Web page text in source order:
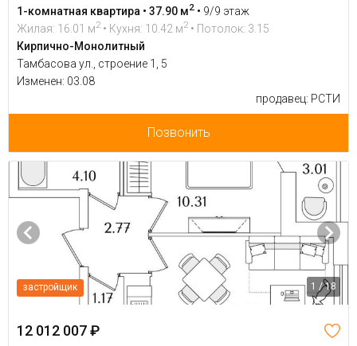
1-комнатная квартира • 37.90 м2 • 9/9 этаж
Жилая: 16.01 м2 • Кухня: 10.42 м2 • Потолок: 3.15
Кирпично-Монолитный
Тамбасова ул., строение 1, 5
Изменен: 03.08
продавец: РСТИ
Позвонить
застройщик 1 / 18
12 012 007 ₽